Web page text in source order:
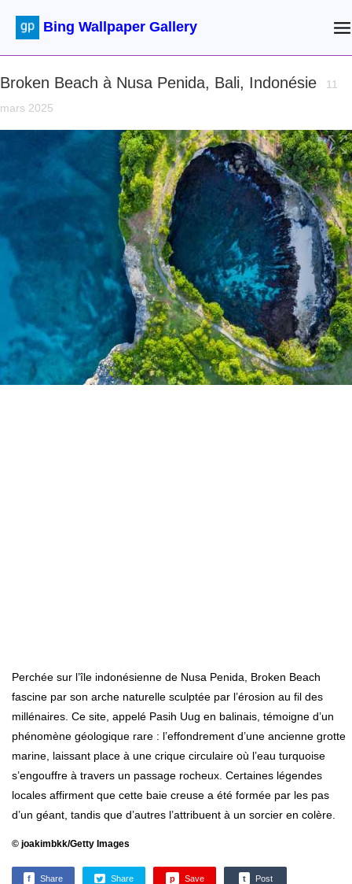
Bing Wallpaper Gallery
Broken Beach à Nusa Penida, Bali, Indonésie
11
mars 2025
Perchée sur l’île indonésienne de Nusa Penida, Broken Beach
fascine par son arche naturelle sculptée par l’érosion au fil des
millénaires. Ce site, appelé Pasih Uug en balinais, témoigne d’un
phénomène géologique rare : l’effondrement d’une ancienne grotte
marine, laissant place à une crique circulaire où l’eau turquoise
s’engouffre à travers un passage rocheux. Certaines légendes
locales affirment que cette baie creuse a été formée par les pas
d’un géant, tandis que d’autres l’attribuent à un sorcier en colère.
© joakimbkk/Getty Images
f Share Share p Save t Post